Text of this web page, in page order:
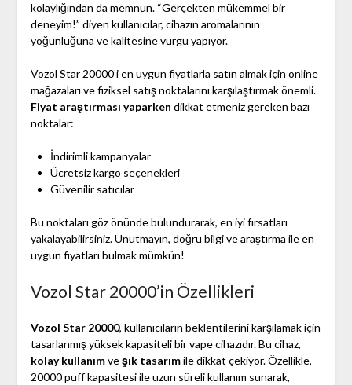
kolaylığından da memnun. “Gerçekten mükemmel bir
deneyim!” diyen kullanıcılar, cihazın aromalarının
yoğunluğuna ve kalitesine vurgu yapıyor.
Vozol Star 20000’i en uygun fiyatlarla satın almak için online
mağazaları ve fiziksel satış noktalarını karşılaştırmak önemli.
Fiyat araştırması yaparken dikkat etmeniz gereken bazı
noktalar:
İndirimli kampanyalar
Ücretsiz kargo seçenekleri
Güvenilir satıcılar
Bu noktaları göz önünde bulundurarak, en iyi fırsatları
yakalayabilirsiniz. Unutmayın, doğru bilgi ve araştırma ile en
uygun fiyatları bulmak mümkün!
Vozol Star 20000’in Özellikleri
Vozol Star 20000, kullanıcıların beklentilerini karşılamak için
tasarlanmış yüksek kapasiteli bir vape cihazıdır. Bu cihaz,
kolay kullanımveşık tasarımile dikkat çekiyor. Özellikle,
20000 puff kapasitesi ile uzun süreli kullanım sunarak,